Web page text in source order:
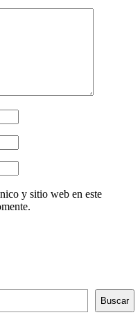
y sitio web en este
Buscar